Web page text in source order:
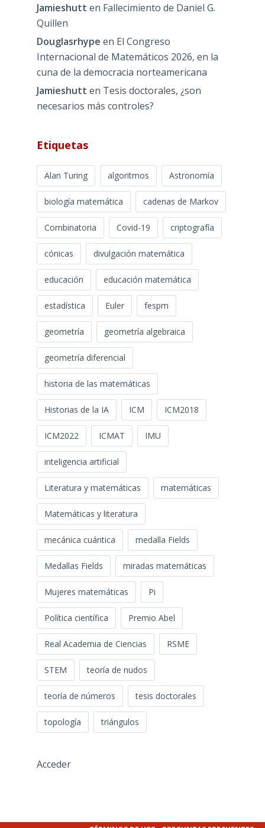
Jamieshutt en Fallecimiento de Daniel G.
Quillen
Douglasrhype en El Congreso
Internacional de Matemáticos 2026, en la
cuna de la democracia norteamericana
Jamieshutt en Tesis doctorales, ¿son
necesarios más controles?
Etiquetas
Alan Turing algoritmos Astronomía
biología matemática cadenas de Markov
Combinatoria Covid-19 criptografía
cónicas divulgación matemática
educación educación matemática
estadística Euler fespm
geometría geometría algebraica
geometría diferencial
historia de las matemáticas
Historias de la IA ICM ICM2018
ICM2022 ICMAT IMU
inteligencia artificial
Literatura y matemáticas matemáticas
Matemáticas y literatura
mecánica cuántica medalla Fields
Medallas Fields miradas matemáticas
Mujeres matemáticas Pi
Política científica Premio Abel
Real Academia de Ciencias RSME
STEM teoría de nudos
teoría de números tesis doctorales
topología triángulos
Acceder